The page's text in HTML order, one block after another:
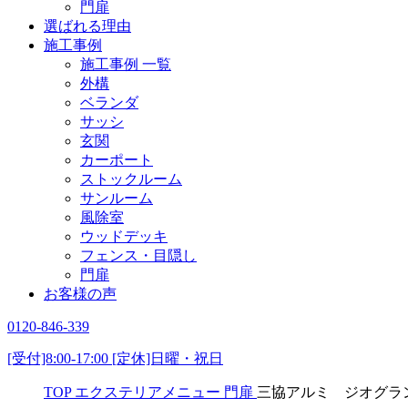
門扉
選ばれる理由
施工事例
施工事例 一覧
外構
ベランダ
サッシ
玄関
カーポート
ストックルーム
サンルーム
風除室
ウッドデッキ
フェンス・目隠し
門扉
お客様の声
0120-846-339
[受付]8:00-17:00 [定休]日曜・祝日
TOP エクステリアメニュー 門扉 三協アルミ ジオグラ